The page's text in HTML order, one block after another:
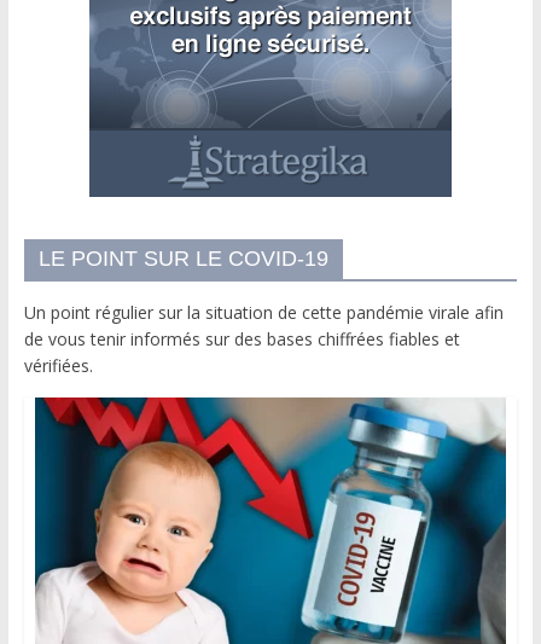
LE POINT SUR LE COVID-19
Un point régulier sur la situation de cette pandémie virale afin
de vous tenir informés sur des bases chiffrées fiables et
vérifiées.